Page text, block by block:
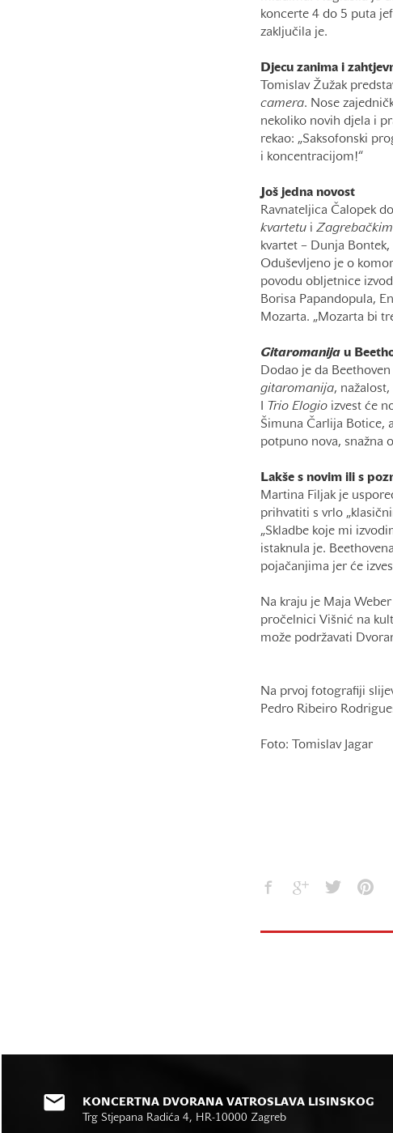
koncerte 4 do 5 puta
zaključila je.
Djecu zanima i
Tomislav Žužak
camera. Nose
nekoliko novih djela i
rekao: „Saksofonski
i koncentracijom!“
Još jedna novost
Ravnateljica Čalopek
kvartetu i
kvartet – Dunja
Oduševljeno je o
povodu obljetnice
Borisa Papandopula,
Mozarta. „Mozarta bi
Gitaromanija u
Dodao je da
gitaromanija, nažalost,
Trio Elogio izvest će
Šimuna Čarlija Botice,
potpuno nova, snažna
Lakše s novim ili s
Martina Filjak je
prihvatiti s vrlo
„Skladbe koje mi
istaknula je.
pojačanjima jer će
Na kraju je Maja
pročelnici Višnić na
može podržavati
Na prvoj fotografiji
Pedro Ribeiro
Foto: Tomislav Jagar
KONCERTNA DVORANA VATROSLAVA LISINSKOG
Trg Stjepana Radića 4, HR-10000 Zagreb